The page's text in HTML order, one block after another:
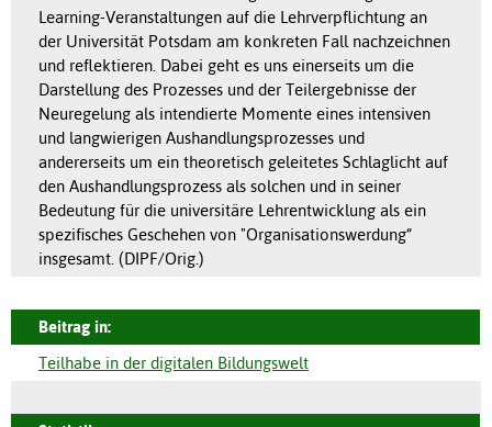
Learning-Veranstaltungen auf die Lehrverpflichtung an
der Universität Potsdam am konkreten Fall nachzeichnen
und reflektieren. Dabei geht es uns einerseits um die
Darstellung des Prozesses und der Teilergebnisse der
Neuregelung als intendierte Momente eines intensiven
und langwierigen Aushandlungsprozesses und
andererseits um ein theoretisch geleitetes Schlaglicht auf
den Aushandlungsprozess als solchen und in seiner
Bedeutung für die universitäre Lehrentwicklung als ein
spezifisches Geschehen von "Organisationswerdung“
insgesamt. (DIPF/Orig.)
Beitrag in:
Teilhabe in der digitalen Bildungswelt